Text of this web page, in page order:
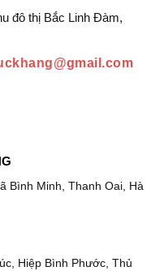
đô thị Bắc Linh Đàm,
Bình Minh, Thanh Oai, Hà
Hiệp Bình Phước, Thủ